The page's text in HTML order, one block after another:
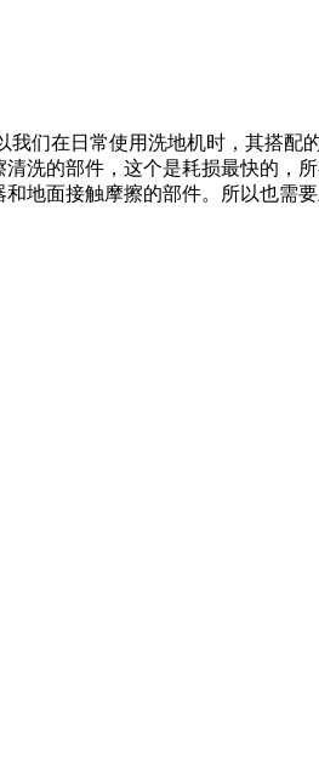
们在日常使用洗地机时，其搭
洗的部件，这个是耗损最快的，
地面接触摩擦的部件。所以也需